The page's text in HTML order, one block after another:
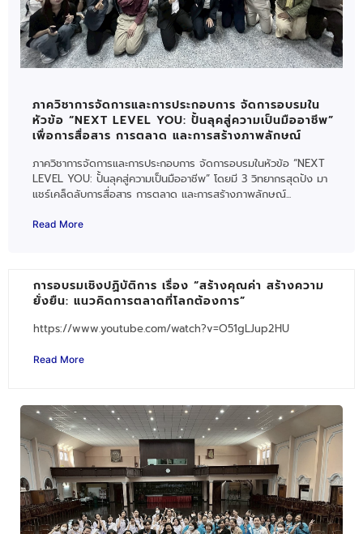
ภาควิชาการจัดการและการประกอบการ จัดการอบรมใน
หัวข้อ “NEXT LEVEL YOU: ปั้นลุคสู่ความเป็นมืออาชีพ”
เพื่อการสื่อสาร การตลาด และการสร้างภาพลักษณ์
ภาควิชาการจัดการและการประกอบการ จัดการอบรมในหัวข้อ “NEXT
LEVEL YOU: ปั้นลุคสู่ความเป็นมืออาชีพ” โดยมี 3 วิทยากรสุดปัง มา
แชร์เคล็ดลับการสื่อสาร การตลาด และการสร้างภาพลักษณ์...
Read More
การอบรมเชิงปฏิบัติการ เรื่อง “สร้างคุณค่า สร้างความ
ยั่งยืน: แนวคิดการตลาดที่โลกต้องการ”
https://www.youtube.com/watch?v=O51gLJup2HU
Read More